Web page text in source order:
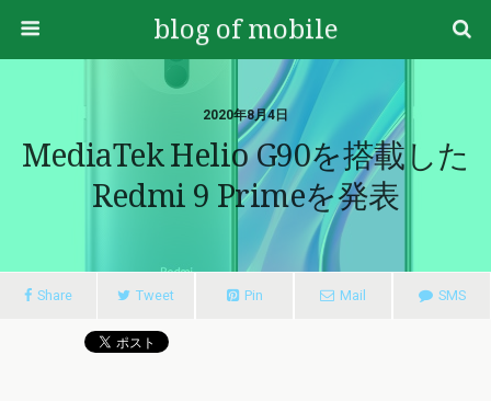
blog of mobile
2020年8月4日
MediaTek Helio G90を搭載した
Redmi 9 Primeを発表
Share Tweet Pin Mail SMS